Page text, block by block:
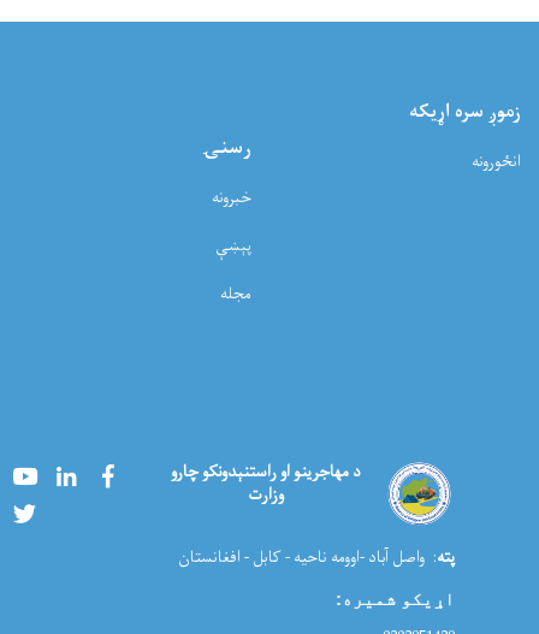
زموږ سره اړيکه
انځورونه رسنۍ
خبرونه
پېښې
مجله
د مهاجرینو او راستنېدونکو چارو
وزارت
YoutubeLinkedInFacebook
پته: واصل آباد -اوومه ناحیه - کابل - افغانستان
اړیکو شمیره: